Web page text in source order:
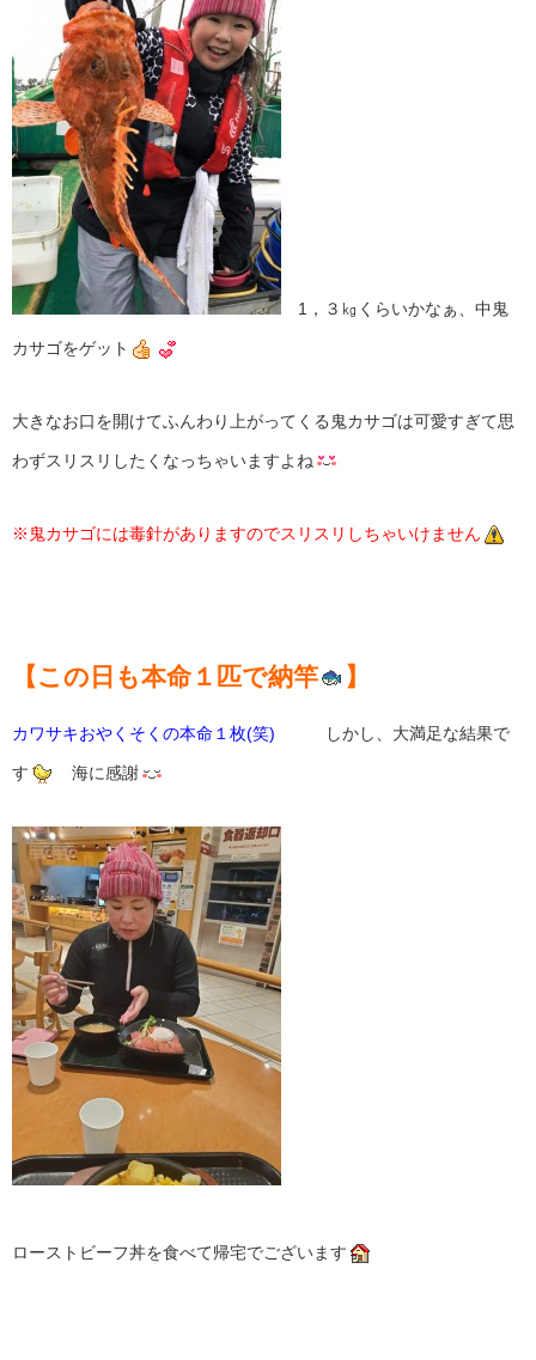
1，３㎏くらいかなぁ、中鬼
カサゴをゲット
大きなお口を開けてふんわり上がってくる鬼カサゴは可愛すぎて思
わずスリスリしたくなっちゃいますよね
※鬼カサゴには毒針がありますのでスリスリしちゃいけません
【この日も本命１匹で納竿 】
カワサキおやくそくの本命１枚(笑) しかし、大満足な結果で
す 海に感謝
ローストビーフ丼を食べて帰宅でございます